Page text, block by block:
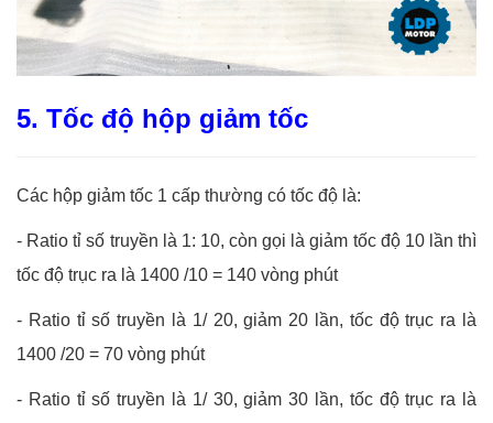
5. Tốc độ hộp giảm tốc
Các hộp giảm tốc 1 cấp thường có tốc độ là:
- Ratio tỉ số truyền là 1: 10, còn gọi là giảm tốc độ 10 lần thì
tốc độ trục ra là 1400 /10 = 140 vòng phút
- Ratio tỉ số truyền là 1/ 20, giảm 20 lần, tốc độ trục ra là
1400 /20 = 70 vòng phút
- Ratio tỉ số truyền là 1/ 30, giảm 30 lần, tốc độ trục ra là